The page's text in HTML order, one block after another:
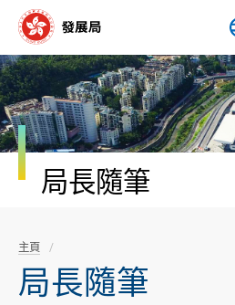
容
開
始
局長隨筆
主頁
局長隨筆